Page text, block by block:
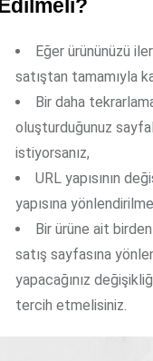
Edilmeli?
Eğer ürününüzü
satıştan tamamıyla
Bir daha
oluşturduğunuz
istiyorsanız,
URL yapısının
yapısına
Bir ürüne ait
satış sayfasına
yapacağınız
tercih etmelisiniz.